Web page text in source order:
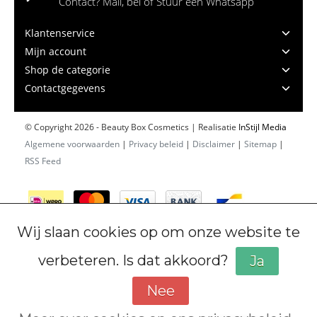
Klantenservice
Mijn account
Shop de categorie
Contactgegevens
© Copyright 2026 - Beauty Box Cosmetics | Realisatie InStijl Media
Algemene voorwaarden | Privacy beleid | Disclaimer | Sitemap |
RSS Feed
Wij slaan cookies op om onze website te
verbeteren. Is dat akkoord?
Ja
Nee